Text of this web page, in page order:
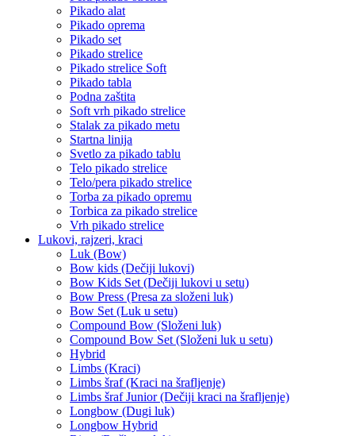
Pikado alat
Pikado oprema
Pikado set
Pikado strelice
Pikado strelice Soft
Pikado tabla
Podna zaštita
Soft vrh pikado strelice
Stalak za pikado metu
Startna linija
Svetlo za pikado tablu
Telo pikado strelice
Telo/pera pikado strelice
Torba za pikado opremu
Torbica za pikado strelice
Vrh pikado strelice
Lukovi, rajzeri, kraci
Luk (Bow)
Bow kids (Dečiji lukovi)
Bow Kids Set (Dečiji lukovi u setu)
Bow Press (Presa za složeni luk)
Bow Set (Luk u setu)
Compound Bow (Složeni luk)
Compound Bow Set (Složeni luk u setu)
Hybrid
Limbs (Kraci)
Limbs šraf (Kraci na šrafljenje)
Limbs šraf Junior (Dečiji kraci na šrafljenje)
Longbow (Dugi luk)
Longbow Hybrid